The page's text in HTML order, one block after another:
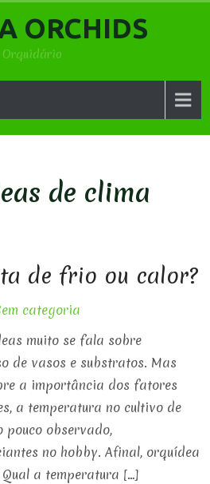
ORCHIDS
Orquidário
de clima
de frio ou calor?
categoria
muito se fala sobre
de vasos e substratos. Mas
a importância dos fatores
a temperatura no cultivo de
pouco observado,
no hobby. Afinal, orquídea
a temperatura […]